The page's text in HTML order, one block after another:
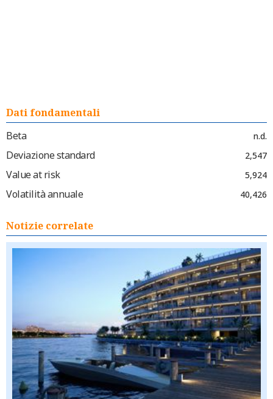
Dati fondamentali
Beta
n.d.
Deviazione standard 2,547
Value at risk 5,924
Volatilità annuale 40,426
Notizie correlate